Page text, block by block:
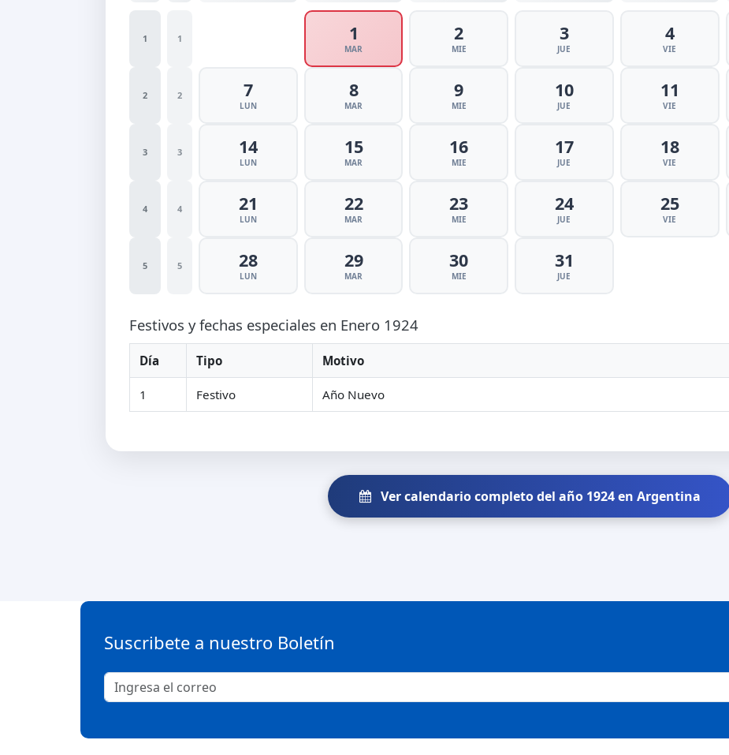
1 1 1
MAR
2
MIE
3
JUE
4
VIE
2 2 7
LUN
8
MAR
9
MIE
10
JUE
11
VIE
3 3 14
LUN
15
MAR
16
MIE
17
JUE
18
VIE
4 4 21
LUN
22
MAR
23
MIE
24
JUE
25
VIE
5 5 28
LUN
29
MAR
30
MIE
31
JUE
Festivos y fechas especiales en Enero 1924
Día Tipo Motivo
1 Festivo Año Nuevo
Ver calendario completo del año 1924 en Argentina
Suscribete a nuestro Boletín